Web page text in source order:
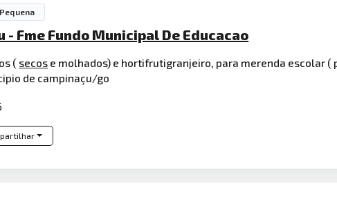
- Fme Fundo Municipal De Educacao
( secos e molhados) e hortifrutigranjeiro, para merenda escolar (
de campinaçu/go